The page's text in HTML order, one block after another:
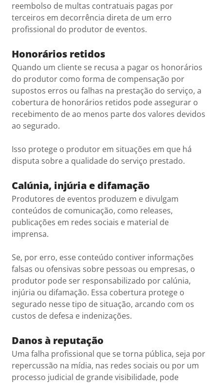
reembolso de multas contratuais pagas por
terceiros em decorrência direta de um erro
profissional do produtor de eventos.
Honorários retidos
Quando um cliente se recusa a pagar os honorários
do produtor como forma de compensação por
supostos erros ou falhas na prestação do serviço, a
cobertura de honorários retidos pode assegurar o
recebimento de ao menos parte dos valores devidos
ao segurado.
Isso protege o produtor em situações em que há
disputa sobre a qualidade do serviço prestado.
Calúnia, injúria e difamação
Produtores de eventos produzem e divulgam
conteúdos de comunicação, como releases,
publicações em redes sociais e material de
imprensa.
Se, por erro, esse conteúdo contiver informações
falsas ou ofensivas sobre pessoas ou empresas, o
produtor pode ser responsabilizado por calúnia,
injúria ou difamação. Essa cobertura protege o
segurado nesse tipo de situação, arcando com os
custos de defesa e indenizações.
Danos à reputação
Uma falha profissional que se torna pública, seja por
repercussão na mídia, nas redes sociais ou por um
processo judicial de grande visibilidade, pode